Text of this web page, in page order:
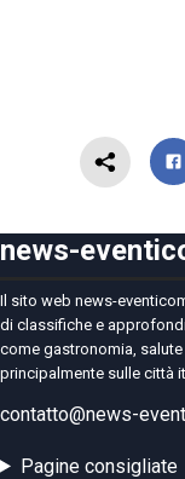
news-
Il sito web news-
di classifiche e
come gastronomia,
principalmente sulle città
contatto@news-
Pagine consigliate